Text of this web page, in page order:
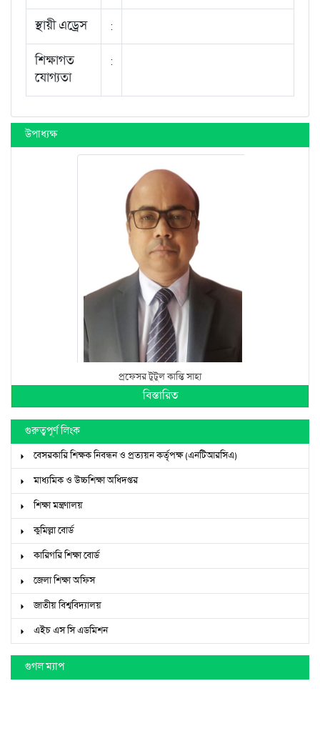
স্থায়ী এড্রেস :
শিক্ষাগত
যোগ্যতা
:
উপাধ্যক্ষ
প্রফেসর টুটুল কান্তি সাহা
বিস্তারিত
গুরুত্বপূর্ণ লিংক
বেসরকারি শিক্ষক নিবন্ধন ও প্রত্যয়ন কর্তৃপক্ষ (এনটিআরসিএ)
মাধ্যমিক ও উচ্চশিক্ষা অধিদপ্তর
শিক্ষা মন্ত্রণালয়
কুমিল্লা বোর্ড
কারিগরি শিক্ষা বোর্ড
জেলা শিক্ষা অফিস
জাতীয় বিশ্ববিদ্যালয়
এইচ এস সি এডমিশন
গুগল ম্যাপ